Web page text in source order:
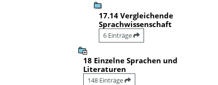
17.14 Vergleichende
Sprachwissenschaft
6 Einträge
18 Einzelne Sprachen und
Literaturen
148 Einträge